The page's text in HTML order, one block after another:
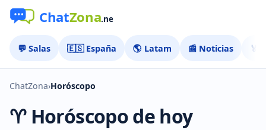
💬 Salas 🇪🇸 España 🌎 Latam 📰 Noticias 🏅
ChatZona›Horóscopo
♈ Horóscopo de hoy